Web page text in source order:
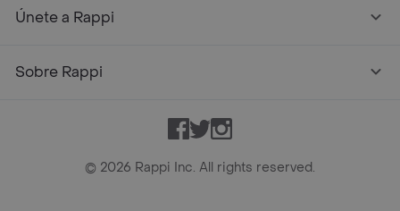
Únete a Rappi
Sobre Rappi
Facebook
TwitterInstagram
© 2026 Rappi Inc. All rights reserved.